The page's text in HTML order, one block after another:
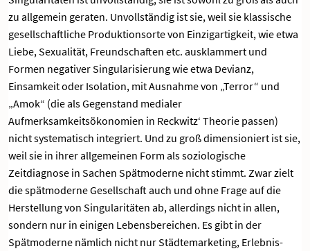
zu allgemein geraten. Unvollständig ist sie, weil sie klassische
gesellschaftliche Produktionsorte von Einzigartigkeit, wie etwa
Liebe, Sexualität, Freundschaften etc. ausklammert und
Formen negativer Singularisierung wie etwa Devianz,
Einsamkeit oder Isolation, mit Ausnahme von „Terror“ und
„Amok“ (die als Gegenstand medialer
Aufmerksamkeitsökonomien in Reckwitz‘ Theorie passen)
nicht systematisch integriert. Und zu groß dimensioniert ist sie,
weil sie in ihrer allgemeinen Form als soziologische
Zeitdiagnose in Sachen Spätmoderne nicht stimmt. Zwar zielt
die spätmoderne Gesellschaft auch und ohne Frage auf die
Herstellung von Singularitäten ab, allerdings nicht in allen,
sondern nur in einigen Lebensbereichen. Es gibt in der
Spätmoderne nämlich nicht nur Städtemarketing, Erlebnis-